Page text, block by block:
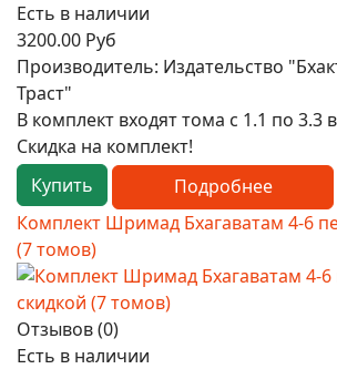
Есть в наличии
3200.00 Руб
Производитель: Издательство
Траст"
В комплект входят тома с 1.1 по 3.3
Скидка на комплект!
Купить
Подробнее
Комплект Шримад Бхагаватам 4-6
(7 томов)
Отзывов (0)
Есть в наличии